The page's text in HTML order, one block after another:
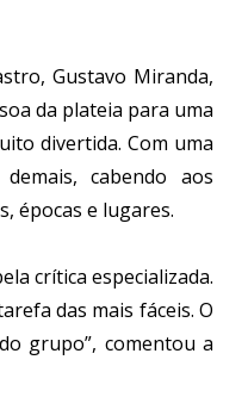
Gustavo Miranda,
da plateia para uma
divertida. Com uma
cabendo aos
épocas e lugares.
crítica especializada.
das mais fáceis. O
grupo”, comentou a